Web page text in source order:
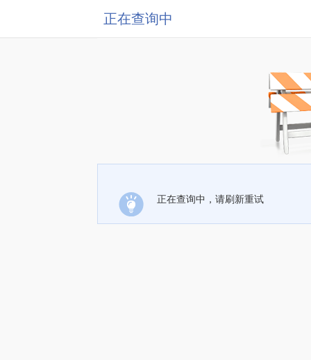
正在查询中
正在查询中，请刷新重试